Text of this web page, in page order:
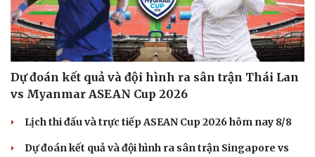
Dự đoán kết quả và đội hình ra sân trận Thái Lan
vs Myanmar ASEAN Cup 2026
Lịch thi đấu và trực tiếp ASEAN Cup 2026 hôm nay 8/8
Dự đoán kết quả và đội hình ra sân trận Singapore vs